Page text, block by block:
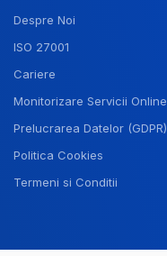
Despre Noi
ISO 27001
Cariere
Monitorizare Servicii Online
Prelucrarea Datelor (GDPR)
Politica Cookies
Termeni si Conditii